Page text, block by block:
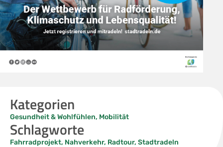
Kategorien
Gesundheit & Wohlfühlen, Mobilität
Schlagworte
Fahrradprojekt, Nahverkehr, Radtour, Stadtradeln